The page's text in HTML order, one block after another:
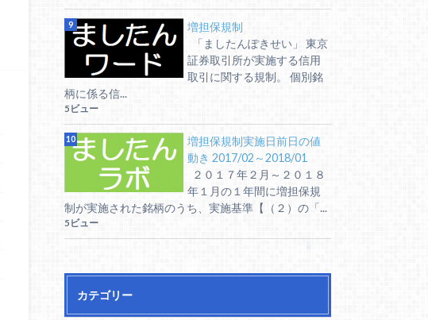
増担保規制
「ましたんぽきせい」 東京
証券取引所が実施する信用
取引に関する規制。 個別銘
柄に係る信...
5ビュー
増担保規制実施日前日の値
動き 2017/02～2018/01
２０１７年２月～２０１８
年１月の１年間に増担保規
制が実施された銘柄のうち、実施基準【（２）の「...
5ビュー
カテゴリー